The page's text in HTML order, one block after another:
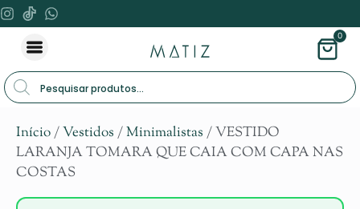
0
Início/Vestidos /Minimalistas / VESTIDO
LARANJA TOMARA QUE CAIA COM CAPA NAS
COSTAS